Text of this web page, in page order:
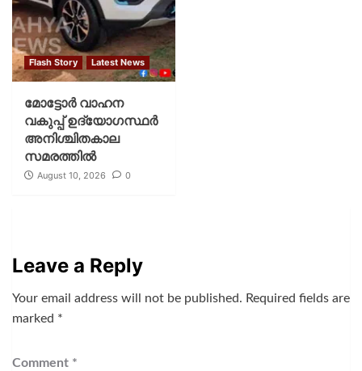
Flash Story Latest News
മോട്ടോര്‍ വാഹന
വകുപ്പ് ഉദ്യോഗസ്ഥര്‍
അനിശ്ചിതകാല
സമരത്തില്‍
August 10, 2026 0
Leave a Reply
Your email address will not be published. Required fields are
marked *
Comment *